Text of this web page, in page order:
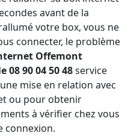
avant de la
votre box, vous ne
connecter, le problème
Offemont
90 04 50 48service
mise en relation avec
ou pour obtenir
à vérifier chez vous
connexion.